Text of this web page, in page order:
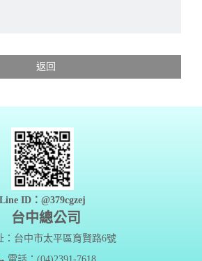
返回
Line ID：@379cgzej
台中總公司
：台中市太平區育賢路6號